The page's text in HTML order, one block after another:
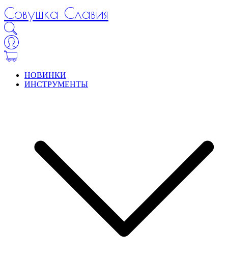
Совушка Славия
НОВИНКИ
ИНСТРУМЕНТЫ